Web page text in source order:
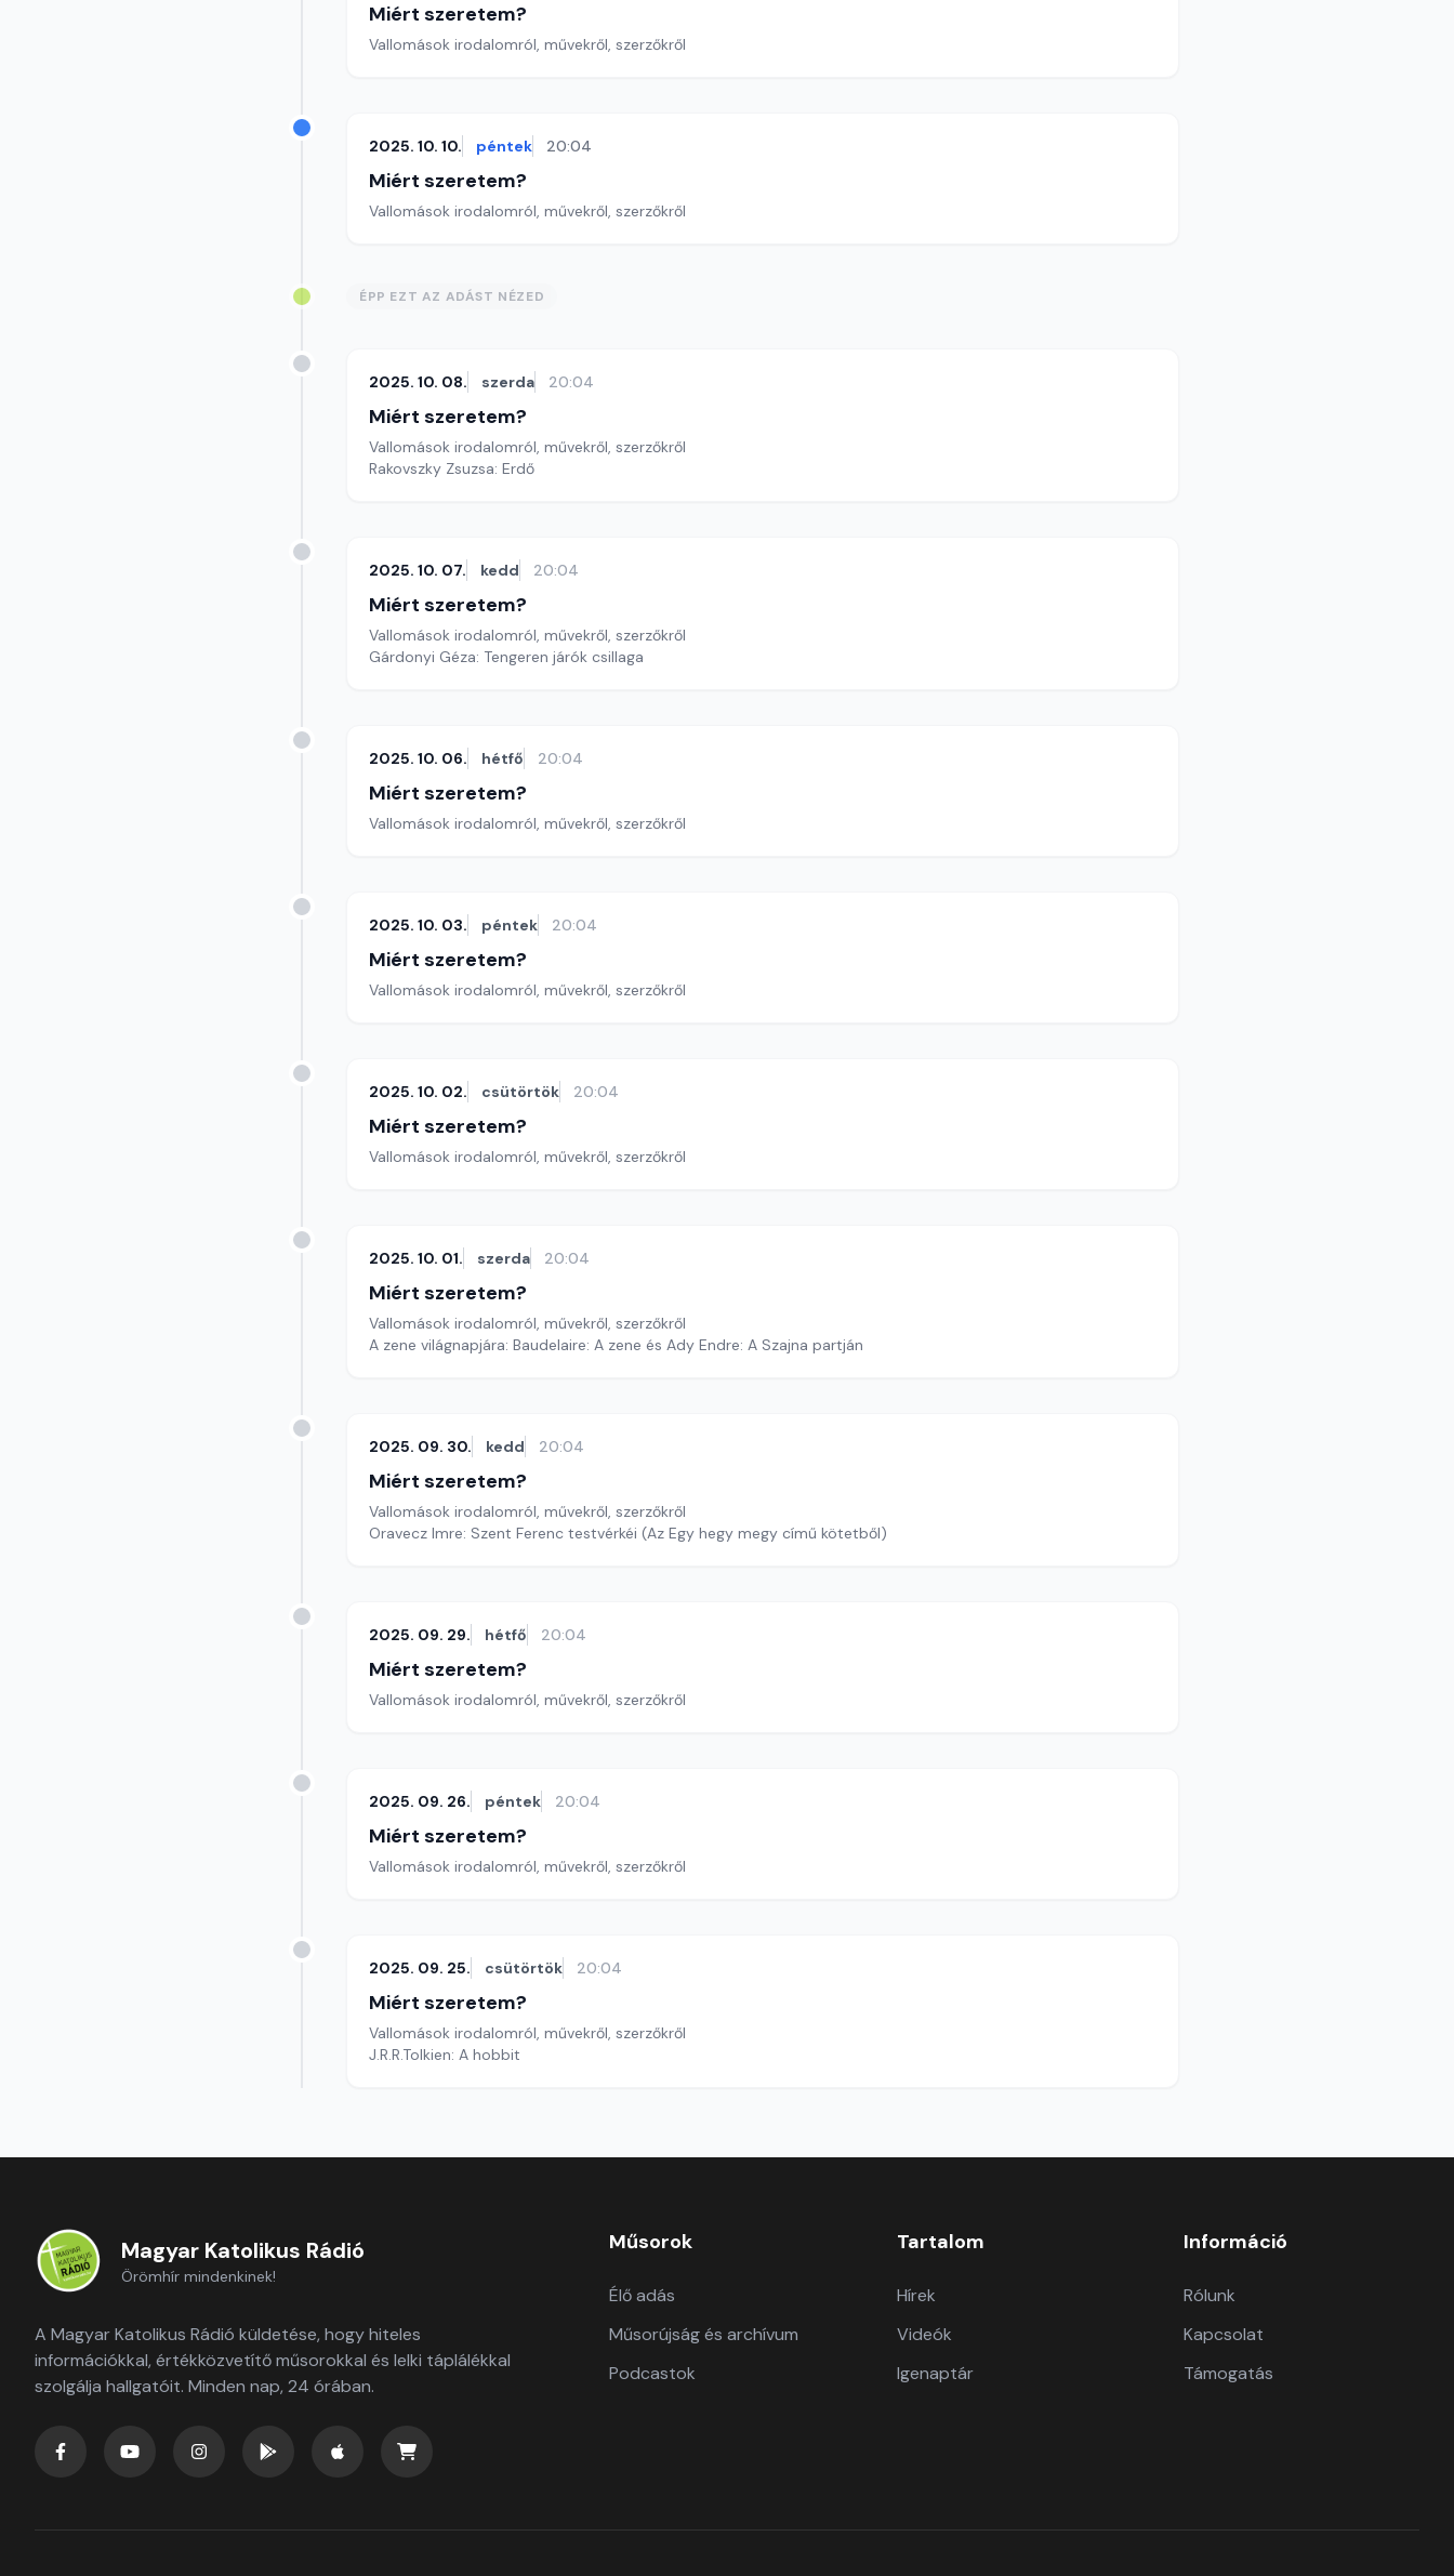
Miért szeretem?
Vallomások irodalomról, művekről, szerzőkről
2025. 10. 10. péntek 20:04
Miért szeretem?
Vallomások irodalomról, művekről, szerzőkről
ÉPP EZT AZ ADÁST NÉZED
2025. 10. 08. szerda 20:04
Miért szeretem?
Vallomások irodalomról, művekről, szerzőkről
Rakovszky Zsuzsa: Erdő
2025. 10. 07. kedd 20:04
Miért szeretem?
Vallomások irodalomról, művekről, szerzőkről
Gárdonyi Géza: Tengeren járók csillaga
2025. 10. 06. hétfő 20:04
Miért szeretem?
Vallomások irodalomról, művekről, szerzőkről
2025. 10. 03. péntek 20:04
Miért szeretem?
Vallomások irodalomról, művekről, szerzőkről
2025. 10. 02. csütörtök 20:04
Miért szeretem?
Vallomások irodalomról, művekről, szerzőkről
2025. 10. 01. szerda 20:04
Miért szeretem?
Vallomások irodalomról, művekről, szerzőkről
A zene világnapjára: Baudelaire: A zene és Ady Endre: A Szajna partján
2025. 09. 30. kedd 20:04
Miért szeretem?
Vallomások irodalomról, művekről, szerzőkről
Oravecz Imre: Szent Ferenc testvérkéi (Az Egy hegy megy című kötetből)
2025. 09. 29. hétfő 20:04
Miért szeretem?
Vallomások irodalomról, művekről, szerzőkről
2025. 09. 26. péntek 20:04
Miért szeretem?
Vallomások irodalomról, művekről, szerzőkről
2025. 09. 25. csütörtök 20:04
Miért szeretem?
Vallomások irodalomról, művekről, szerzőkről
J.R.R.Tolkien: A hobbit
Magyar Katolikus Rádió
Örömhír mindenkinek!
A Magyar Katolikus Rádió küldetése, hogy hiteles
információkkal, értékközvetítő műsorokkal és lelki táplálékkal
szolgálja hallgatóit. Minden nap, 24 órában.
Műsorok
Élő adás
Műsorújság és archívum
Podcastok
Tartalom
Hírek
Videók
Igenaptár
Információ
Rólunk
Kapcsolat
Támogatás